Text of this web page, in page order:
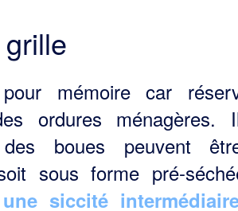
mémoire car
ordures ménagères.
boues peu­vent
sous forme pré-
siccité